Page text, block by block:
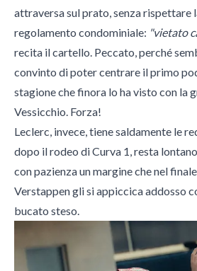
attraversa sul prato, senza rispettare
regolamento condominiale: "vietato
recita il cartello. Peccato, perché
convinto di poter centrare il primo
stagione che finora lo ha visto con la
Vessicchio. Forza!
Leclerc, invece, tiene saldamente le
dopo il rodeo di Curva 1, resta
con pazienza un margine che nel
Verstappen gli si appiccica addosso
bucato steso.